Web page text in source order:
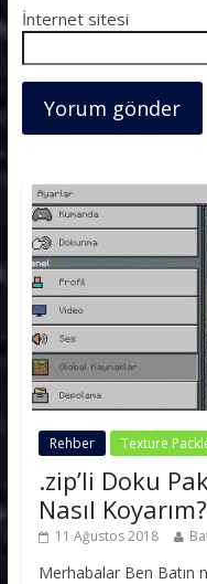
İnternet sitesi
Rehber Texture
.zip’li Doku
Nasıl Koyarım?
11 Ağustos 2018
Merhabalar Ben Batın